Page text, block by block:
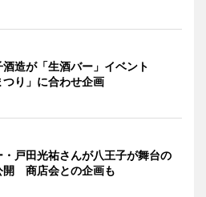
酒造が「生酒バー」イベント
つり」に合わせ企画
戸田光祐さんが八王子が舞台の
開 商店会との企画も